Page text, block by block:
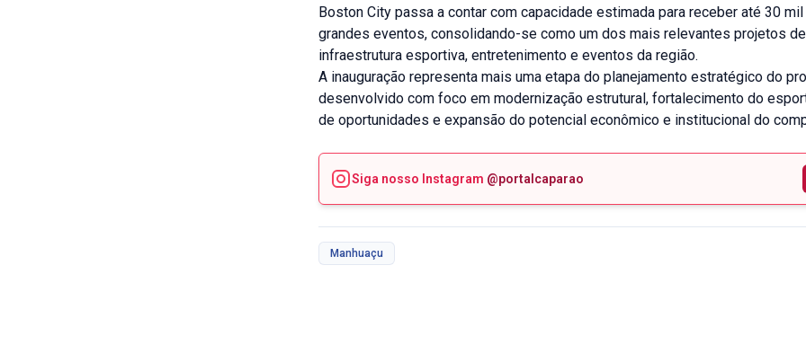
Boston City passa a contar com capacidade estimada para receber até 30
grandes eventos, consolidando-se como um dos mais relevantes projetos de
infraestrutura esportiva, entretenimento e eventos da região.
A inauguração representa mais uma etapa do planejamento estratégico do
desenvolvido com foco em modernização estrutural, fortalecimento do
de oportunidades e expansão do potencial econômico e institucional do
Siga nosso Instagram @portalcaparao
Manhuaçu